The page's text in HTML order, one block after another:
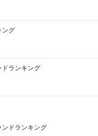
ング
ランキング
ンドランキング